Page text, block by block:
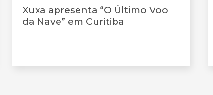
Xuxa apresenta “O Último Voo
da Nave” em Curitiba